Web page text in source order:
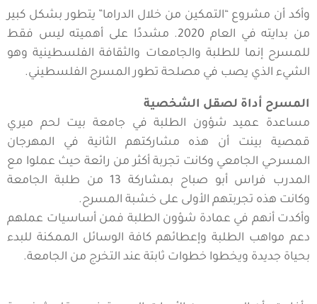
وأكد أن مشروع “التمكين من خلال الدراما” يتطور بشكل كبير
من بدايته في العام 2020. مشددًا على أهميته ليس فقط
للمسرح إنما للطلبة والجامعات والثقافة الفلسطينية وهو
الشيء الذي يصب في مصلحة تطور المسرح الفلسطيني.
المسرح أداة لصقل الشخصية
مساعدة عميد شؤون الطلبة في جامعة بيت لحم ميري
قمصية بينت أن هذه مشاركتهم الثانية في المهرجان
المسرحي الجامعي وكانت تجربة أكثر من رائعة حيث عملوا مع
المدرب فراس أبو صباح بمشاركة 13 من طلبة الجامعة
وكانت هذه تجربتهم الأولى على خشبة المسرح.
وأكدت أنهم في عمادة شؤون الطلبة فمن أساسيات عملهم
دعم مواهب الطلبة وإعطائهم كافة الوسائل الممكنة للبدء
بحياة جديدة ويخطوا خطوات ثابتة عند التخرج من الجامعة.